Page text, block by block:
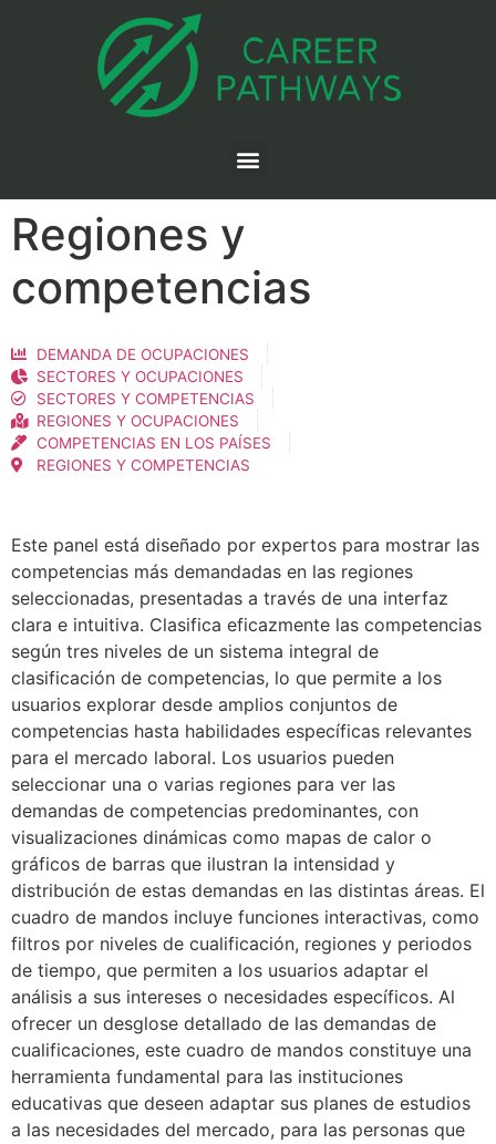
Regiones y
competencias
DEMANDA DE OCUPACIONES
SECTORES Y OCUPACIONES
SECTORES Y COMPETENCIAS
REGIONES Y OCUPACIONES
COMPETENCIAS EN LOS PAÍSES
REGIONES Y COMPETENCIAS
Este panel está diseñado por expertos para mostrar las
competencias más demandadas en las regiones
seleccionadas, presentadas a través de una interfaz
clara e intuitiva. Clasifica eficazmente las competencias
según tres niveles de un sistema integral de
clasificación de competencias, lo que permite a los
usuarios explorar desde amplios conjuntos de
competencias hasta habilidades específicas relevantes
para el mercado laboral. Los usuarios pueden
seleccionar una o varias regiones para ver las
demandas de competencias predominantes, con
visualizaciones dinámicas como mapas de calor o
gráficos de barras que ilustran la intensidad y
distribución de estas demandas en las distintas áreas. El
cuadro de mandos incluye funciones interactivas, como
filtros por niveles de cualificación, regiones y periodos
de tiempo, que permiten a los usuarios adaptar el
análisis a sus intereses o necesidades específicos. Al
ofrecer un desglose detallado de las demandas de
cualificaciones, este cuadro de mandos constituye una
herramienta fundamental para las instituciones
educativas que deseen adaptar sus planes de estudios
a las necesidades del mercado, para las personas que